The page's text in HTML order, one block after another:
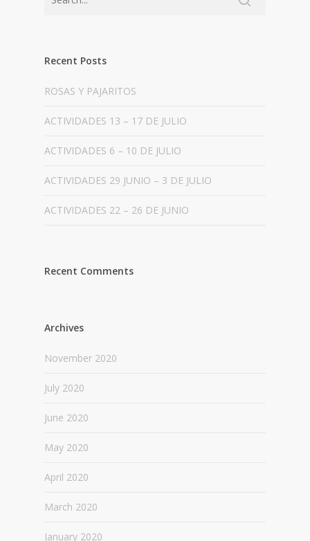
Recent Posts
ROSAS Y PAJARITOS
ACTIVIDADES 13 – 17 DE JULIO
ACTIVIDADES 6 – 10 DE JULIO
ACTIVIDADES 29 JUNIO – 3 DE JULIO
ACTIVIDADES 22 – 26 DE JUNIO
Recent Comments
Archives
November 2020
July 2020
June 2020
May 2020
April 2020
March 2020
January 2020